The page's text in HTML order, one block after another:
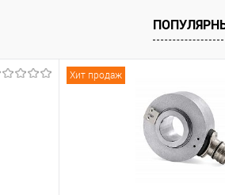
Хит продаж